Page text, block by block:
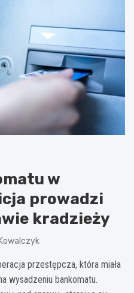
w
prowadzi
kradzieży
przestępcza, która miała
wysadzeniu bankomatu.